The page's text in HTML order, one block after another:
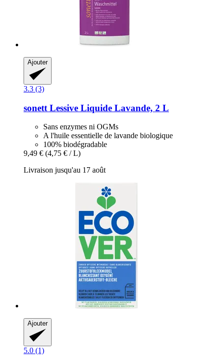
Ajouter
3.3 (3)
sonett Lessive Liquide Lavande, 2 L
Sans enzymes ni OGMs
A l'huile essentielle de lavande biologique
100% biodégradable
9,49 € (4,75 € / L)
Livraison jusqu'au 17 août
Ajouter
5.0 (1)